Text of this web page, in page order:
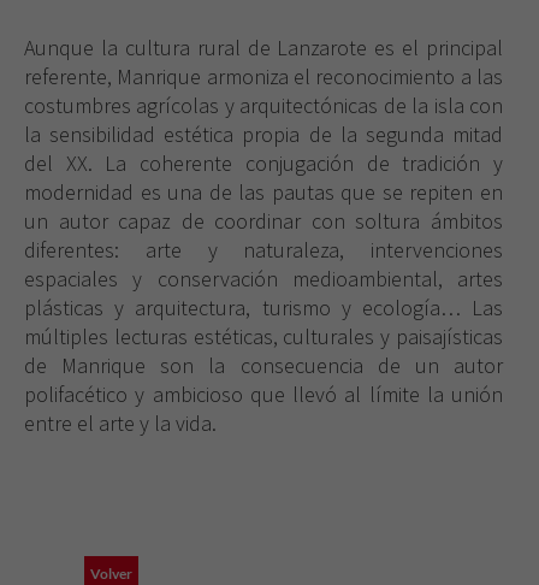
Aunque la cultura rural de Lanzarote es el principal
referente, Manrique armoniza el reconocimiento a las
costumbres agrícolas y arquitectónicas de la isla con
la sensibilidad estética propia de la segunda mitad
del XX. La coherente conjugación de tradición y
modernidad es una de las pautas que se repiten en
un autor capaz de coordinar con soltura ámbitos
diferentes: arte y naturaleza, intervenciones
espaciales y conservación medioambiental, artes
plásticas y arquitectura, turismo y ecología… Las
múltiples lecturas estéticas, culturales y paisajísticas
de Manrique son la consecuencia de un autor
polifacético y ambicioso que llevó al límite la unión
entre el arte y la vida.
Volver